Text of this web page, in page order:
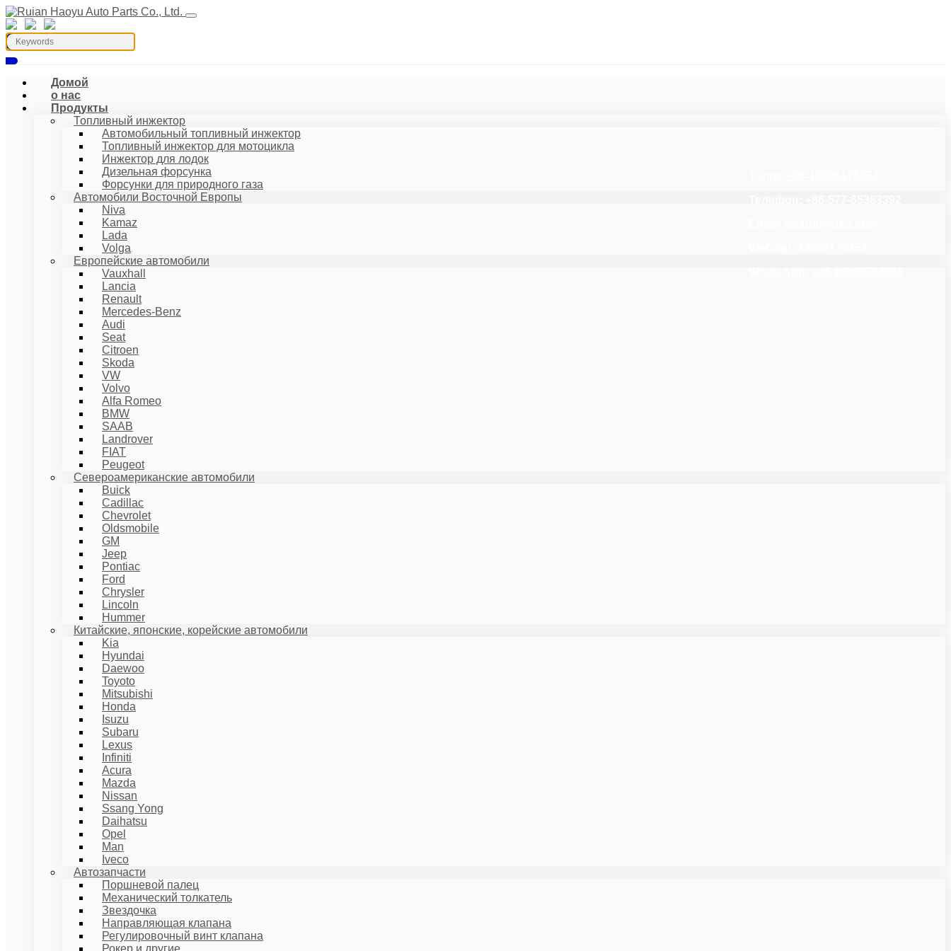
Домой
о нас
Продукты
Топливный инжектор
Автомобильный топливный инжектор
Топливный инжектор для мотоцикла
Инжектор для лодок
Дизельная форсунка
Форсунки для природного газа
Автомобили Восточной Европы
Niva
Kamaz
Lada
Volga
Европейские автомобили
Vauxhall
Lancia
Renault
Mercedes-Benz
Audi
Seat
Citroen
Skoda
VW
Volvo
Alfa Romeo
BMW
SAAB
Landrover
FIAT
Peugeot
Североамериканские автомобили
Buick
Cadillac
Chevrolet
Oldsmobile
GM
Jeep
Pontiac
Ford
Chrysler
Lincoln
Hummer
Китайские, японские, корейские автомобили
Kia
Hyundai
Daewoo
Toyoto
Mitsubishi
Honda
Isuzu
Subaru
Lexus
Infiniti
Acura
Mazda
Nissan
Ssang Yong
Daihatsu
Opel
Man
Iveco
Автозапчасти
Поршневой палец
Механический толкатель
Звездочка
Направляющая клапана
Регулировочный винт клапана
Рокер и другие